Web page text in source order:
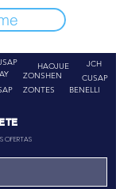
HAOJUE
JCH
ZONSHEN
ZONTES
CUSAP
BENELLI
OFERTAS